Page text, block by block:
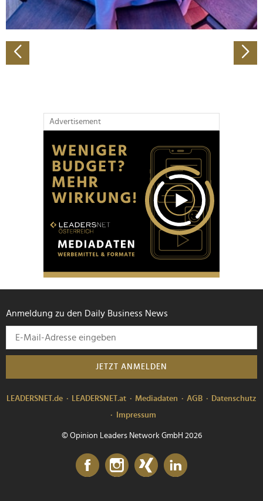
analysieren. Außerdem geben wir Informationen zu Ihrer
Verwendung unserer Website an unsere Partner für
Partner führen diese Informationen möglicherweise mit
weiteren Daten zusammen, die Sie ihnen bereitgestellt
Advertisement
Anmeldung zu den Daily Business News
JETZT ANMELDEN
LEADERSNET.de LEADERSNET.at Mediadaten AGB
Datenschutz
Impressum
© Opinion Leaders Network GmbH 2026